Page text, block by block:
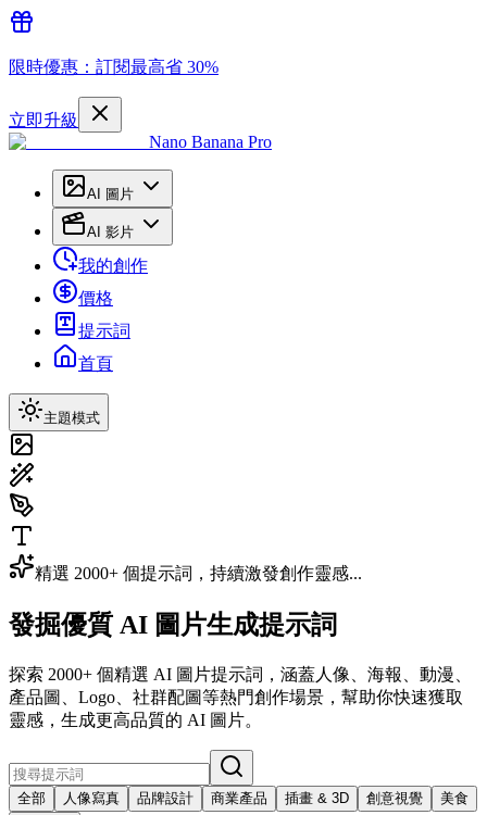
限時優惠：訂閱最高省 30%
立即升級
Nano Banana Pro
AI 圖片
AI 影片
我的創作
價格
提示詞
首頁
主題模式
精選 2000+ 個提示詞，持續激發創作靈感...
發掘優質 AI 圖片生成提示詞
探索 2000+ 個精選 AI 圖片提示詞，涵蓋人像、海報、動漫、
產品圖、Logo、社群配圖等熱門創作場景，幫助你快速獲取
靈感，生成更高品質的 AI 圖片。
全部 人像寫真 品牌設計 商業產品 插畫 & 3D 創意視覺 美食